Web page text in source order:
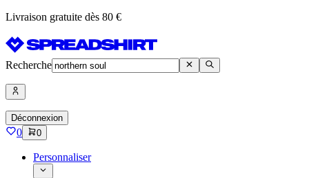
Livraison gratuite dès 80 €
Recherche
Déconnexion
0 0
Personnaliser